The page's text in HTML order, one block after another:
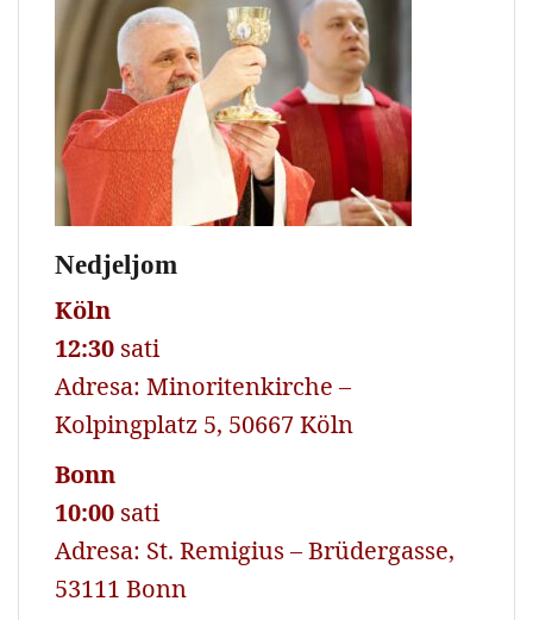
Nedjeljom
Köln
12:30 sati
Adresa: Minoritenkirche –
Kolpingplatz 5, 50667 Köln
Bonn
10:00 sati
Adresa: St. Remigius – Brüdergasse,
53111 Bonn